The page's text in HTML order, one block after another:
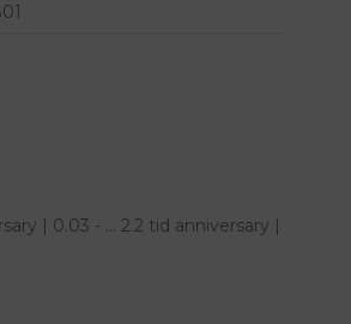
| 0.03 - ... 2.2 tid anniversary |